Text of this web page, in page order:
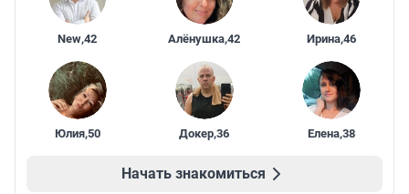
New,42 Алёнушка,42 Ирина,46
Юлия,50 Докер,36 Елена,38
Начать знакомиться